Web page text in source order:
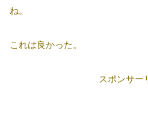
ね。
これは良かった。
スポンサー